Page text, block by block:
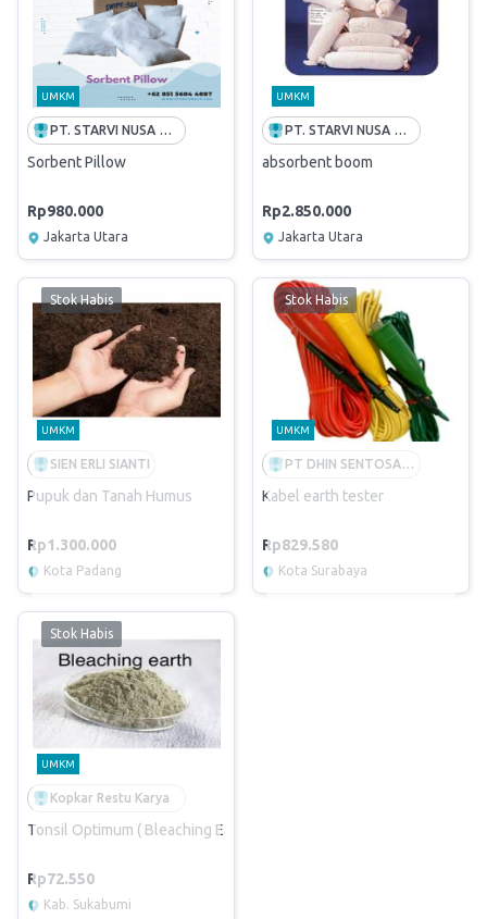
UMKM
PT. STARVI NUSA GEMILANG
Sorbent Pillow
Rp980.000
Jakarta Utara
UMKM
PT. STARVI NUSA GEMILANG
absorbent boom
Rp2.850.000
Jakarta Utara
Stok Habis
UMKM
SIEN ERLI SIANTI
Pupuk dan Tanah Humus
Rp1.300.000
Kota Padang
Stok Habis
UMKM
PT DHIN SENTOSA SEJAHTERA
Kabel earth tester
Rp829.580
Kota Surabaya
Stok Habis
UMKM
Kopkar Restu Karya
Tonsil Optimum ( Bleaching Earth )
Rp72.550
Kab. Sukabumi